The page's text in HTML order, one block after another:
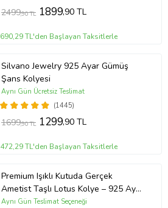
2499,90 TL 1899,90 TL
690,29 TL'den Başlayan Taksitlerle
Silvano Jewelry 925 Ayar Gümüş
Şans Kolyesi
(1445)
Aynı Gün Ücretsiz Teslimat
1699,90 TL 1299,90 TL
472,29 TL'den Başlayan Taksitlerle
Premium Işıklı Kutuda Gerçek
Ametist Taşlı Lotus Kolye – 925 Ayar
Gümüş Kadın Kolye
Aynı Gün Teslimat Seçeneği